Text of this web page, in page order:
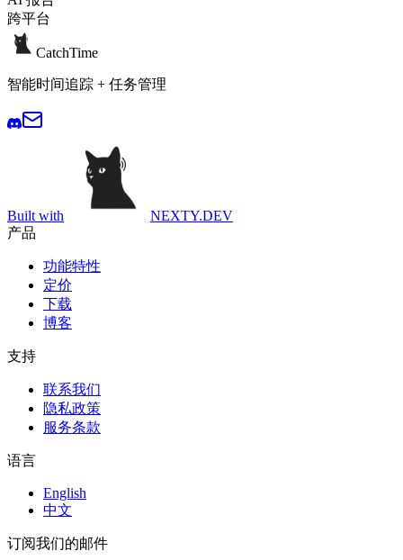
跨平台
CatchTime
智能时间追踪 + 任务管理
Built with
NEXTY.DEV
产品
功能特性
定价
下载
博客
支持
联系我们
隐私政策
服务条款
语言
English
中文
订阅我们的邮件